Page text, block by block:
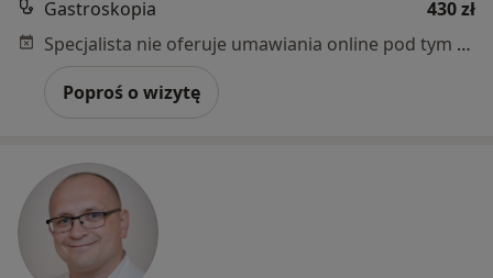
Gastroskopia
430 zł
Specjalista nie oferuje umawiania online pod tym adresem.
Poproś o wizytę